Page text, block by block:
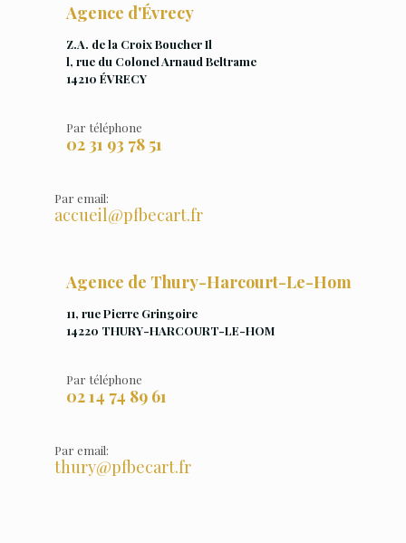
Agence d'Évrecy
Z.A. de la Croix Boucher Il
l, rue du Colonel Arnaud Beltrame
14210 ÉVRECY
Par téléphone
02 31 93 78 51
Par email:
accueil@pfbecart.fr
Agence de Thury-Harcourt-Le-Hom
11, rue Pierre Gringoire
14220 THURY-HARCOURT-LE-HOM
Par téléphone
02 14 74 89 61
Par email:
thury@pfbecart.fr